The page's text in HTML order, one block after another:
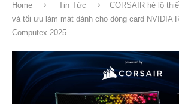
Home Tin Tức
CORSAIR hé lộ
và tối ưu làm mát dành cho dòng card NVIDIA
Computex 2025